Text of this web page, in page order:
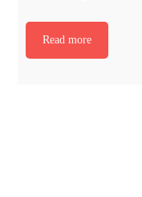
Read more